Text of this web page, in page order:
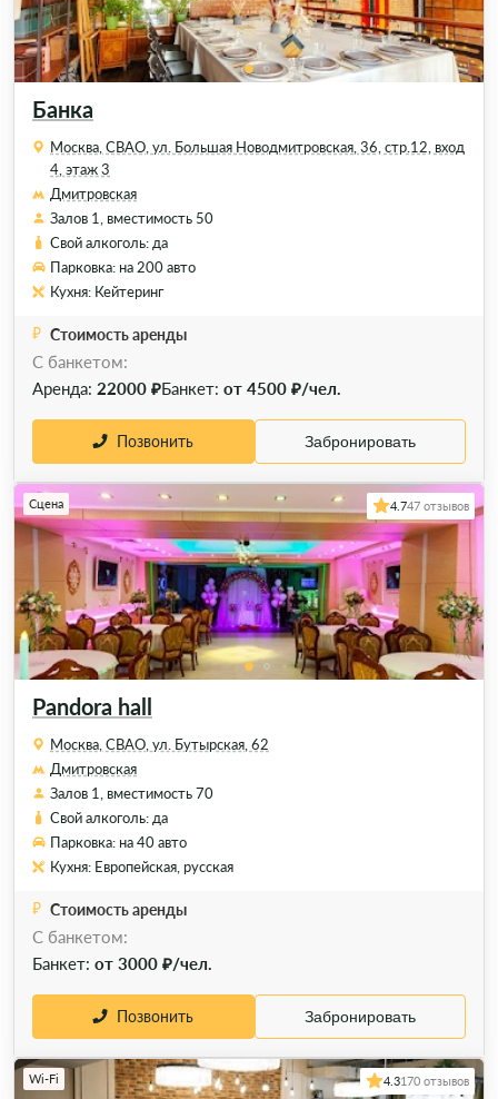
Банка
Москва, СВАО, ул. Большая Новодмитровская, 36, стр.12, вход
4, этаж 3
Дмитровская
Залов 1, вместимость 50
Свой алкоголь: да
Парковка: на 200 авто
Кухня: Кейтеринг
Стоимость аренды
C банкетом:
Аренда: 22000 ₽Банкет: от 4500 ₽/чел.
Позвонить Забронировать
Pandora hall
Сцена 4.747 отзывов
Москва, СВАО, ул. Бутырская, 62
Дмитровская
Залов 1, вместимость 70
Свой алкоголь: да
Парковка: на 40 авто
Кухня: Европейская, русская
Стоимость аренды
C банкетом:
Банкет: от 3000 ₽/чел.
Позвонить Забронировать
Wi-Fi 4.3170 отзывов